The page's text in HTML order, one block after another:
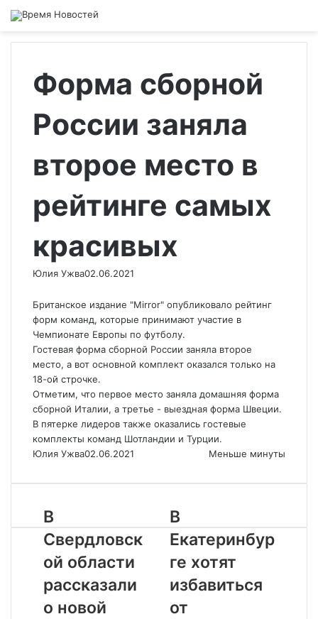
Форма сборной
России заняла
второе место в
рейтинге самых
красивых
Юлия Ужва02.06.2021
Британское издание "Mirror" опубликовало рейтинг
форм команд, которые принимают участие в
Чемпионате Европы по футболу.
Гостевая форма сборной России заняла второе
место, а вот основной комплект оказался только на
18-ой строчке.
Отметим, что первое место заняла домашняя форма
сборной Италии, а третье - выездная форма Швеции.
В пятерке лидеров также оказались гостевые
комплекты команд Шотландии и Турции.
Юлия Ужва02.06.2021 Меньше минуты
В
Свердловск
ой области
рассказали
о новой
В
Екатеринбур
ге хотят
избавиться
от